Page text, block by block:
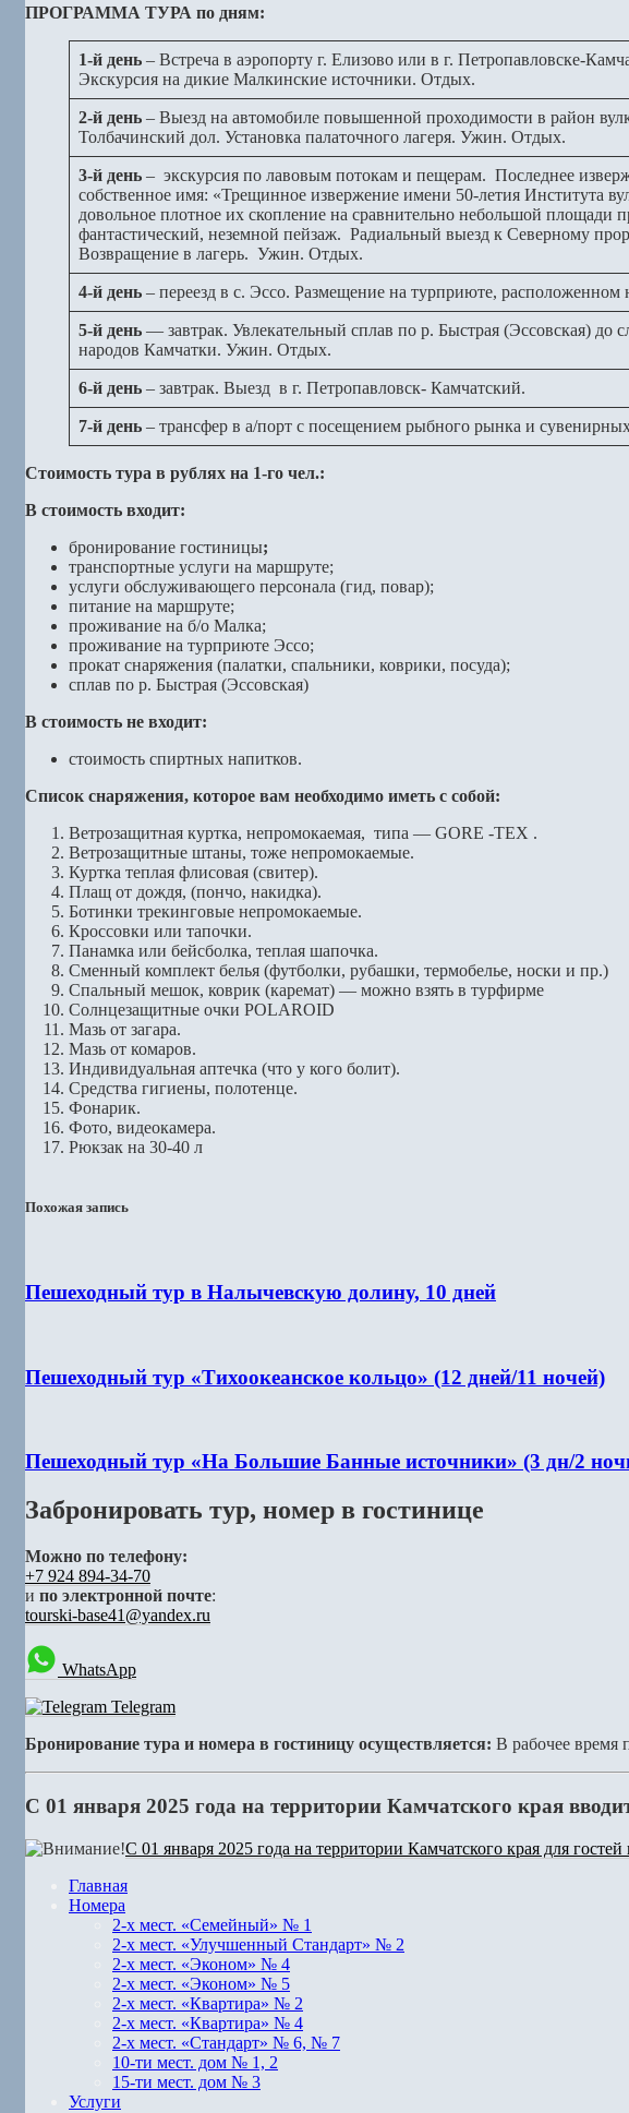
ПРОГРАММА ТУРА по дням:
1-й день – Встреча в аэропорту г. Елизово или в г. Петропавловске-
Экскурсия на дикие Малкинские источники. Отдых.
2-й день – Выезд на автомобиле повышенной проходимости в район
Толбачинский дол. Установка палаточного лагеря. Ужин. Отдых.
3-й день – экскурсия по лавовым потокам и пещерам. Последнее
собственное имя: «Трещинное извержение имени 50-летия Института
довольное плотное их скопление на сравнительно небольшой площади
фантастический, неземной пейзаж. Радиальный выезд к Северному
Возвращение в лагерь. Ужин. Отдых.
4-й день – переезд в с. Эссо. Размещение на турприюте,
5-й день — завтрак. Увлекательный сплав по р. Быстрая (Эссовская) до
народов Камчатки. Ужин. Отдых.
6-й день – завтрак. Выезд в г. Петропавловск- Камчатский.
7-й день – трансфер в а/порт с посещением рыбного рынка и
Стоимость тура в рублях на 1-го чел.:
В стоимость входит:
бронирование гостиницы;
транспортные услуги на маршруте;
услуги обслуживающего персонала (гид, повар);
питание на маршруте;
проживание на б/о Малка;
проживание на турприюте Эссо;
прокат снаряжения (палатки, спальники, коврики, посуда);
сплав по р. Быстрая (Эссовская)
В стоимость не входит:
стоимость спиртных напитков.
Список снаряжения, которое вам необходимо иметь с собой:
Ветрозащитная куртка, непромокаемая, типа — GORE -TEX .
Ветрозащитные штаны, тоже непромокаемые.
Куртка теплая флисовая (свитер).
Плащ от дождя, (пончо, накидка).
Ботинки трекинговые непромокаемые.
Кроссовки или тапочки.
Панамка или бейсболка, теплая шапочка.
Сменный комплект белья (футболки, рубашки, термобелье, носки и пр.)
Спальный мешок, коврик (каремат) — можно взять в турфирме
Солнцезащитные очки POLAROID
Мазь от загара.
Мазь от комаров.
Индивидуальная аптечка (что у кого болит).
Средства гигиены, полотенце.
Фонарик.
Фото, видеокамера.
Рюкзак на 30-40 л
Похожая запись
Пешеходный тур в Налычевскую долину, 10 дней
Пешеходный тур «Тихоокеанское кольцо» (12 дней/11 ночей)
Пешеходный тур «На Большие Банные источники» (3 дн/2
Забронировать тур, номер в гостинице
Можно по телефону:
+7 924 894-34-70
и по электронной почте:
tourski-base41@yandex.ru
WhatsApp
Telegram
Бронирование тура и номера в гостиницу осуществляется: В рабочее время
С 01 января 2025 года на территории Камчатского края
С 01 января 2025 года на территории Камчатского края для
Главная
Номера
2-х мест. «Семейный» № 1
2-х мест. «Улучшенный Стандарт» № 2
2-х мест. «Эконом» № 4
2-х мест. «Эконом» № 5
2-х мест. «Квартира» № 2
2-х мест. «Квартира» № 4
2-х мест. «Стандарт» № 6, № 7
10-ти мест. дом № 1, 2
15-ти мест. дом № 3
Услуги